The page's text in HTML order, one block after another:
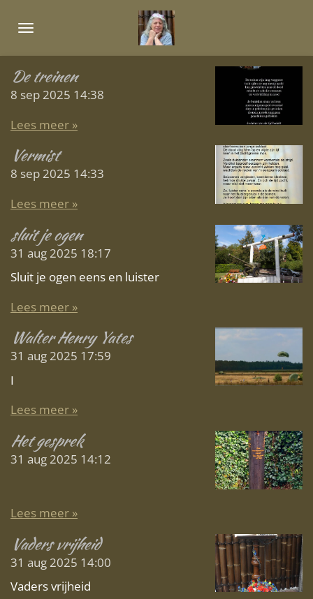
direct
de
hoofdinhoud
De treinen
8 sep 2025 14:38
Lees meer »
Vermist
8 sep 2025 14:33
Lees meer »
sluit je ogen
31 aug 2025 18:17
Sluit je ogen eens en luister
Lees meer »
Walter Henry Yates
31 aug 2025 17:59
I
Lees meer »
Het gesprek
31 aug 2025 14:12
Lees meer »
Vaders vrijheid
31 aug 2025 14:00
Vaders vrijheid